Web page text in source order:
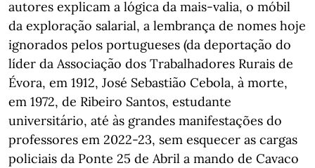
autores explicam a lógica da mais-valia, o móbil
da exploração salarial, a lembrança de nomes hoje
ignorados pelos portugueses (da deportação do
líder da Associação dos Trabalhadores Rurais de
Évora, em 1912, José Sebastião Cebola, à morte,
em 1972, de Ribeiro Santos, estudante
universitário, até às grandes manifestações do
professores em 2022-23, sem esquecer as cargas
policiais da Ponte 25 de Abril a mando de Cavaco